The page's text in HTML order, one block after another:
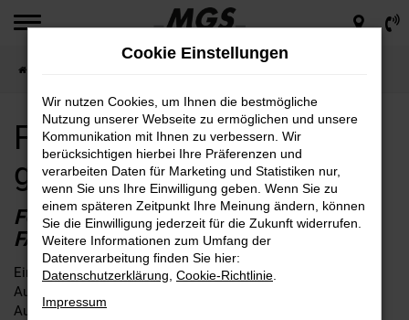
Zum
springen
Ford Puma für Chemnitz
günstig kaufen
FORD PUMA – IHR PERFEKTES
FAHRZEUG FÜR CHEMNITZ
Ein Ford Puma für Chemnitz ist ganz sicher eine gute Wahl.
Aus der Erfahrung aus mehr als 65 Jahren im
Automobilbereich und drei Generationen eines traditionellen
Cookie Einstellungen
Wir nutzen Cookies, um Ihnen die bestmögliche
Nutzung unserer Webseite zu ermöglichen und unsere
Kommunikation mit Ihnen zu verbessern. Wir
berücksichtigen hierbei Ihre Präferenzen und
verarbeiten Daten für Marketing und Statistiken nur,
wenn Sie uns Ihre Einwilligung geben. Wenn Sie zu
einem späteren Zeitpunkt Ihre Meinung ändern, können
Sie die Einwilligung jederzeit für die Zukunft widerrufen.
Weitere Informationen zum Umfang der
Datenverarbeitung finden Sie hier:
Datenschutzerklärung Cookie-Richtlinie
Impressum